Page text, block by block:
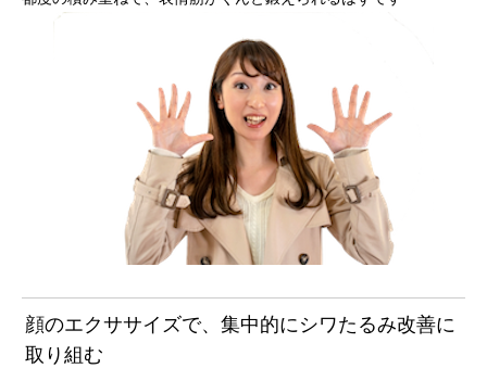
顔のエクササイズで、集中的にシワたるみ改善に
取り組む